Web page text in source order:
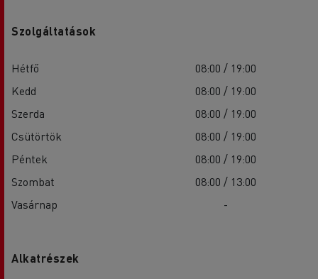
Szolgáltatások
Hétfő
08:00 / 19:00
Kedd
08:00 / 19:00
Szerda
08:00 / 19:00
Csütörtök
08:00 / 19:00
Péntek
08:00 / 19:00
Szombat
08:00 / 13:00
Vasárnap
-
Alkatrészek